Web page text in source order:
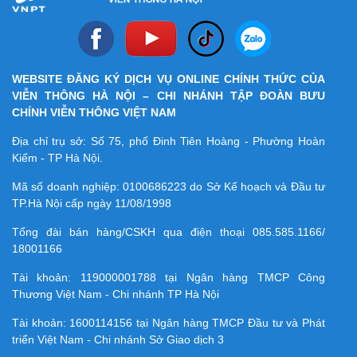
WEBSITE ĐĂNG KÝ DỊCH VỤ ONLINE CHÍNH THỨC CỦA
VIỄN THÔNG HÀ NỘI – CHI NHÁNH TẬP ĐOÀN BƯU
CHÍNH VIỄN THÔNG VIỆT NAM
Địa chỉ trụ sở: Số 75, phố Đinh Tiên Hoàng - Phường Hoàn
Kiếm - TP Hà Nội.
Mã số doanh nghiệp:0100686223 do Sở Kế hoạch và Đầu tư
TP.Hà Nội cấp ngày 11/08/1998
Tổng đài bán hàng/CSKH qua điện thoại 085.585.1166/
18001166
Tài khoản: 119000001788 tại Ngân hàng TMCP Công
Thương Việt Nam - Chi nhánh TP Hà Nội
Tài khoản: 1600114156 tại Ngân hàng TMCP Ðầu tư và Phát
triển Việt Nam - Chi nhánh Sở Giao dịch 3